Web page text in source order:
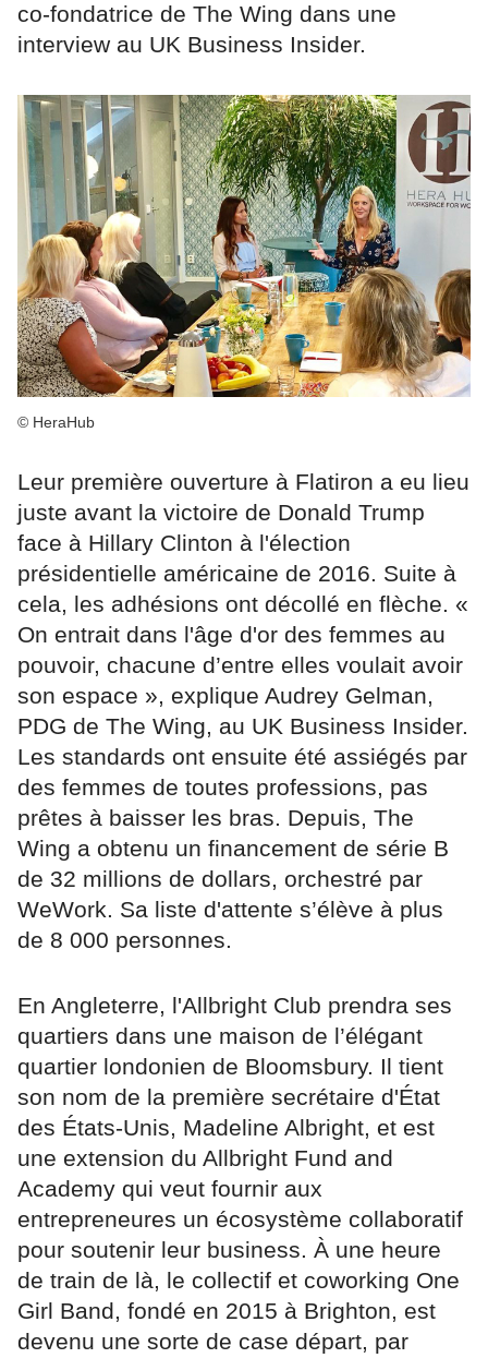
co-fondatrice de The Wing dans une
interview au UK Business Insider.
© HeraHub
Leur première ouverture à Flatiron a eu lieu
juste avant la victoire de Donald Trump
face à Hillary Clinton à l'élection
présidentielle américaine de 2016. Suite à
cela, les adhésions ont décollé en flèche. «
On entrait dans l'âge d'or des femmes au
pouvoir, chacune d’entre elles voulait avoir
son espace », explique Audrey Gelman,
PDG de The Wing, au UK Business Insider.
Les standards ont ensuite été assiégés par
des femmes de toutes professions, pas
prêtes à baisser les bras. Depuis, The
Wing a obtenu un financement de série B
de 32 millions de dollars, orchestré par
WeWork. Sa liste d'attente s’élève à plus
de 8 000 personnes.
En Angleterre, l'Allbright Club prendra ses
quartiers dans une maison de l’élégant
quartier londonien de Bloomsbury. Il tient
son nom de la première secrétaire d'État
des États-Unis, Madeline Albright, et est
une extension du Allbright Fund and
Academy qui veut fournir aux
entrepreneures un écosystème collaboratif
pour soutenir leur business. À une heure
de train de là, le collectif et coworking One
Girl Band, fondé en 2015 à Brighton, est
devenu une sorte de case départ, par